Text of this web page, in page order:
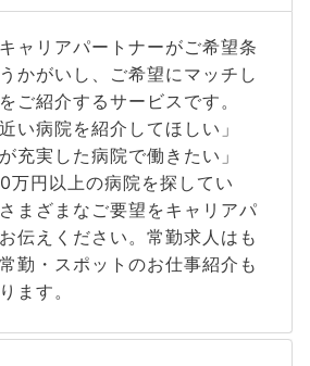
ャリアパートナーがご希望条
かがいし、ご希望にマッチし
ご紹介するサービスです。
い病院を紹介してほしい」
充実した病院で働きたい」
万円以上の病院を探してい
まざまなご要望をキャリアパ
伝えください。常勤求人はも
勤・スポットのお仕事紹介も
ます。